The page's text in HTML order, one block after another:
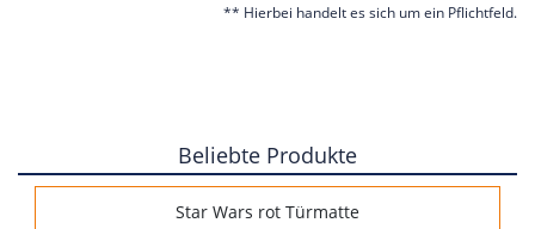
** Hierbei handelt es sich um ein Pflichtfeld.
Beliebte Produkte
Star Wars rot Türmatte